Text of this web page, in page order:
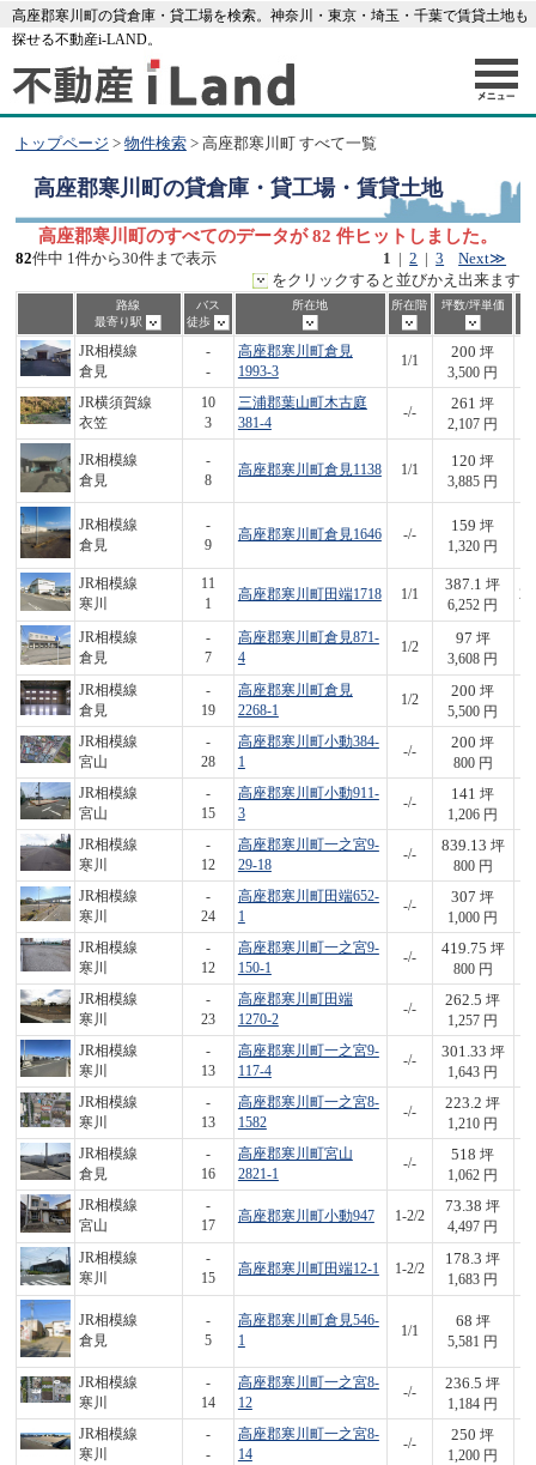
高座郡寒川町の貸倉庫・貸工場を検索。神奈川・東京・埼玉・千葉で賃貸土地も
探せる不動産i-LAND。
トップページ > 物件検索> 高座郡寒川町 すべて一覧
高座郡寒川町の貸倉庫・貸工場・賃貸土地
高座郡寒川町のすべてのデータが 82 件ヒットしました。
1 |2 |3 Next≫
82件中 1件から30件まで表示
をクリックすると並びかえ出来ます
路線
最寄り駅
バス
徒歩
所在地 所在階 坪数/坪単価
JR相模線
倉見
-
-
高座郡寒川町倉見
1993-3
1/1
200 坪
3,500 円
JR横須賀線
衣笠
10
3
三浦郡葉山町木古庭
381-4
-/-
261 坪
2,107 円
JR相模線
倉見
-
8
高座郡寒川町倉見1138 1/1
120 坪
3,885 円
JR相模線
倉見
-
9
高座郡寒川町倉見1646 -/-
159 坪
1,320 円
JR相模線
寒川
11
1
高座郡寒川町田端1718 1/1
387.1 坪
6,252 円
JR相模線
倉見
-
7
高座郡寒川町倉見871-
4
1/2
97 坪
3,608 円
JR相模線
倉見
-
19
高座郡寒川町倉見
2268-1
1/2
200 坪
5,500 円
JR相模線
宮山
-
28
高座郡寒川町小動384-
1
-/-
200 坪
800 円
JR相模線
宮山
-
15
高座郡寒川町小動911-
3
-/-
141 坪
1,206 円
JR相模線
寒川
-
12
高座郡寒川町一之宮9-
29-18
-/-
839.13 坪
800 円
JR相模線
寒川
-
24
高座郡寒川町田端652-
1
-/-
307 坪
1,000 円
JR相模線
寒川
-
12
高座郡寒川町一之宮9-
150-1
-/-
419.75 坪
800 円
JR相模線
寒川
-
23
高座郡寒川町田端
1270-2
-/-
262.5 坪
1,257 円
JR相模線
寒川
-
13
高座郡寒川町一之宮9-
117-4
-/-
301.33 坪
1,643 円
JR相模線
寒川
-
13
高座郡寒川町一之宮8-
1582
-/-
223.2 坪
1,210 円
JR相模線
倉見
-
16
高座郡寒川町宮山
2821-1
-/-
518 坪
1,062 円
JR相模線
宮山
-
17
高座郡寒川町小動947 1-2/2
73.38 坪
4,497 円
JR相模線
寒川
-
15
高座郡寒川町田端12-1 1-2/2
178.3 坪
1,683 円
JR相模線
倉見
-
5
高座郡寒川町倉見546-
1
1/1
68 坪
5,581 円
JR相模線
寒川
-
14
高座郡寒川町一之宮8-
12
-/-
236.5 坪
1,184 円
JR相模線
寒川
-
-
高座郡寒川町一之宮8-
14
-/-
250 坪
1,200 円